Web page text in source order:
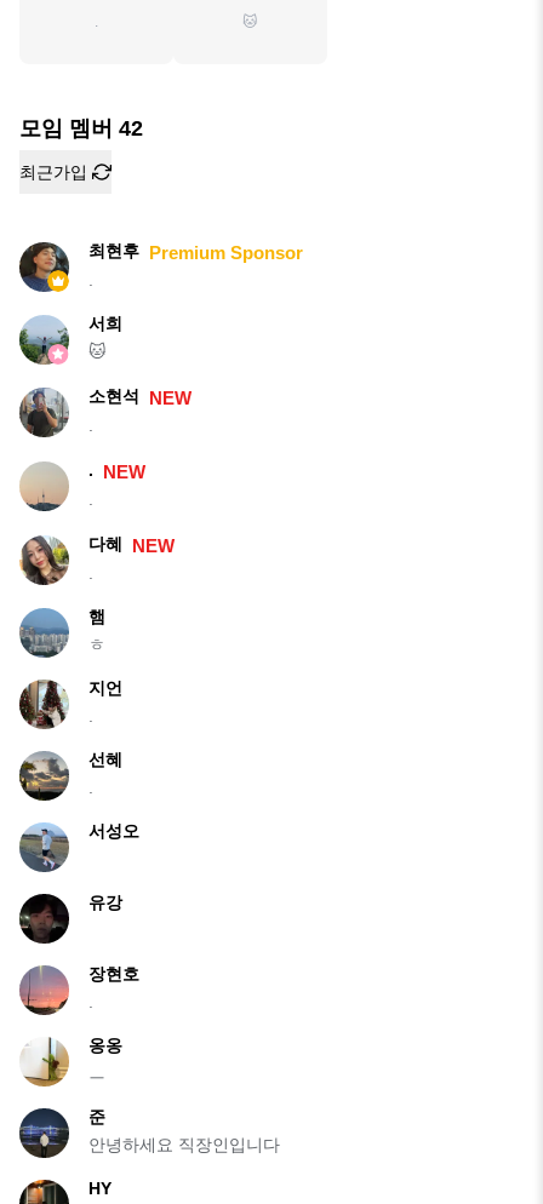
. 🐱
모임 멤버 42
최근가입
최현후 Premium Sponsor
.
서희
🐱
소현석 NEW
.
. NEW
.
다혜 NEW
.
햄
ㅎ
지언
.
선혜
.
서성오
유강
장현호
.
옹옹
ㅡ
준
안녕하세요 직장인입니다
HY